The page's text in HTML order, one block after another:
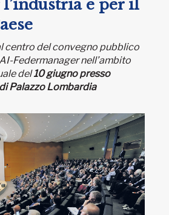
e per il
centro del convegno pubblico
Federmanager nell’ambito
del10 giugno presso
Palazzo Lombardia